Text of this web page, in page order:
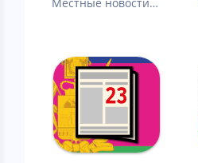
Новокуйбышевск,
Чапаевск,
Жигулевск…